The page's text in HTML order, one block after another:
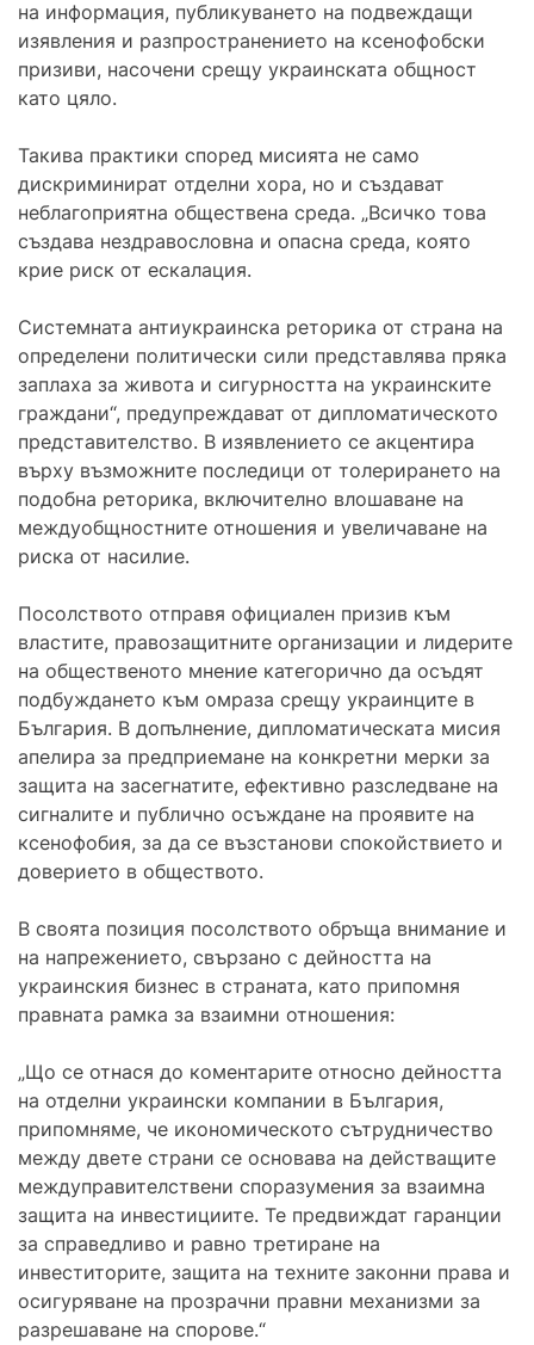
на информация, публикуването на подвеждащи
изявления и разпространението на ксенофобски
призиви, насочени срещу украинската общност
като цяло.
Такива практики според мисията не само
дискриминират отделни хора, но и създават
неблагоприятна обществена среда. „Всичко това
създава нездравословна и опасна среда, която
крие риск от ескалация.
Системната антиукраинска реторика от страна на
определени политически сили представлява пряка
заплаха за живота и сигурността на украинските
граждани“, предупреждават от дипломатическото
представителство. В изявлението се акцентира
върху възможните последици от толерирането на
подобна реторика, включително влошаване на
междуобщностните отношения и увеличаване на
риска от насилие.
Посолството отправя официален призив към
властите, правозащитните организации и лидерите
на общественото мнение категорично да осъдят
подбуждането към омраза срещу украинците в
България. В допълнение, дипломатическата мисия
апелира за предприемане на конкретни мерки за
защита на засегнатите, ефективно разследване на
сигналите и публично осъждане на проявите на
ксенофобия, за да се възстанови спокойствието и
доверието в обществото.
В своята позиция посолството обръща внимание и
на напрежението, свързано с дейността на
украинския бизнес в страната, като припомня
правната рамка за взаимни отношения:
„Що се отнася до коментарите относно дейността
на отделни украински компании в България,
припомняме, че икономическото сътрудничество
между двете страни се основава на действащите
междуправителствени споразумения за взаимна
защита на инвестициите. Те предвиждат гаранции
за справедливо и равно третиране на
инвеститорите, защита на техните законни права и
осигуряване на прозрачни правни механизми за
разрешаване на спорове.“